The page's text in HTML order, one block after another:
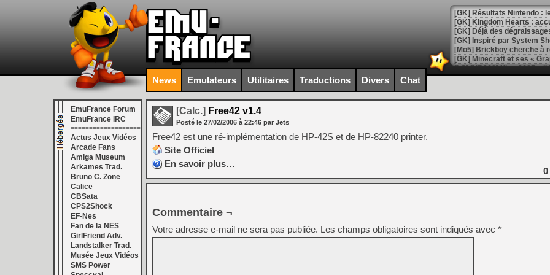
[GK] Résultats Nintendo :
[GK] Déjà des
[Mo5] Brickboy cherche à
[GK] Minecraft et ses «
[GK] Beast of
[GK] Ubisoft : fin de partie
[GK] Mémoire cash -
[GK] Dan Houser (GTA)
[GK] Comment EA Sports
[GK] Crimson Moon : un
[GK] Isle of Reveries : le
[GK] Moonlighter 2 : The
[GK] Capcom relance
[Mo5] Deux inédits du
[GK] Le beat'em up The
[GK] Endless Legend 2 :
[LS] [PS5] Le WebKit
News Emulateurs Utilitaires Traductions Divers Chat
EmuFrance Forum
EmuFrance IRC
===================
Actus Jeux Vidéos
Arcade Fans
Amiga Museum
Arkames Trad.
Bruno C. Zone
Calice
CBSata
CPS2Shock
EF-Nes
Fan de la NES
GirlFriend Adv.
Landstalker Trad.
Musée Jeux Vidéos
SMS Power
[Calc.] Free42 v1.4
Posté le 27/02/2006 à 22:46 par Jets
Free42 est une ré-implémentation de HP-42S et de HP-82240 printer.
Site Officiel
En savoir plus…
0
Commentaire ¬
Votre adresse e-mail ne sera pas publiée. Les champs obligatoires sont indiqués avec *